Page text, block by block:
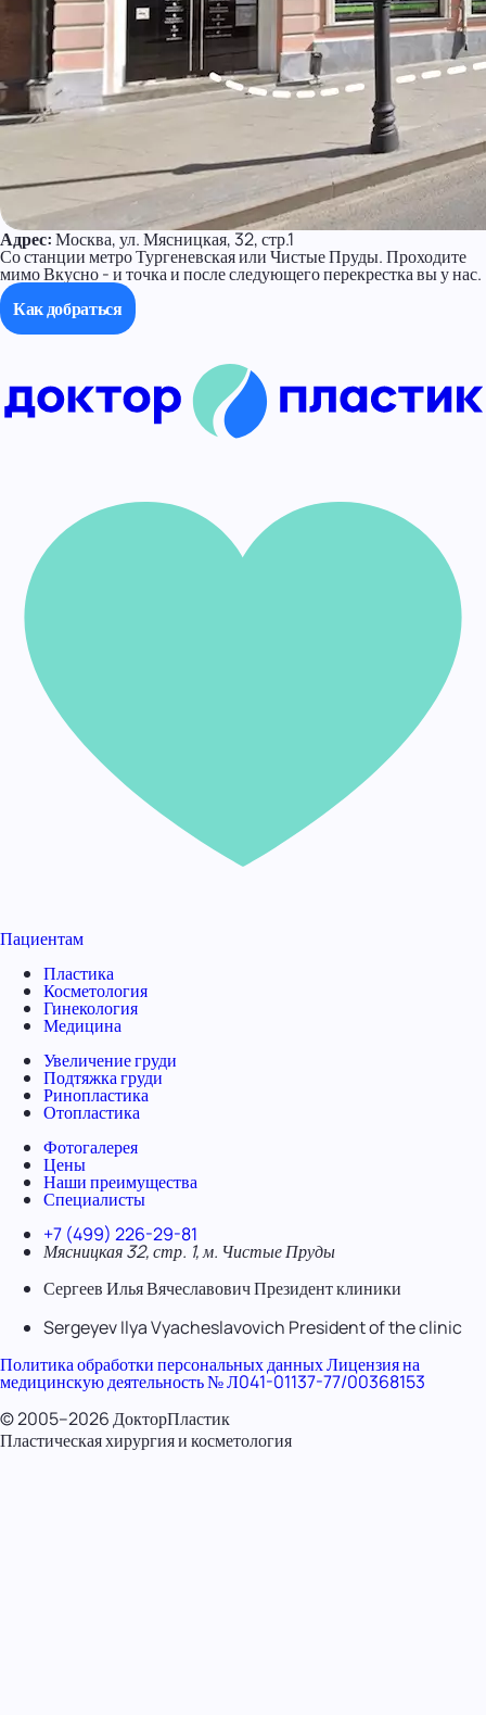
Адрес:Москва, ул. Мясницкая, 32, стр.1
Со станции метро Тургеневская или Чистые Пруды. Проходите
мимо Вкусно - и точка и после следующего перекрестка вы у нас.
Как добраться
Пациентам
Пластика
Косметология
Гинекология
Медицина
Увеличение груди
Подтяжка груди
Ринопластика
Отопластика
Фотогалерея
Цены
Наши преимущества
Специалисты
+7 (499) 226-29-81
Мясницкая 32, стр. 1, м. Чистые Пруды
Сергеев Илья ВячеславовичПрезидент клиники
Sergeyev Ilya Vyacheslavovich President of the clinic
Политика обработки персональных данныхЛицензия на
медицинскую деятельность № Л041-01137-77/00368153
© 2005–2026 ДокторПластик
Пластическая хирургия и косметология